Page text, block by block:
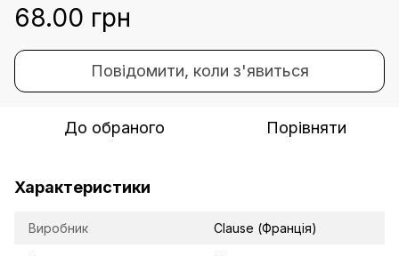
68.00 грн
Повідомити, коли з'явиться
До обраного Порівняти
Характеристики
Виробник Clause (Франція)